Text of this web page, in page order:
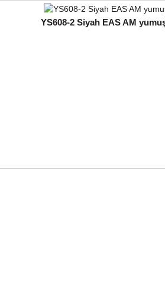
YS608-2 Siyah EAS AM